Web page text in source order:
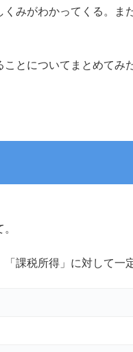
みがわかってくる。ま
とについてまとめてみた
課税所得」に対して一